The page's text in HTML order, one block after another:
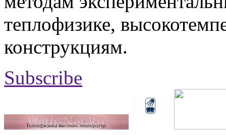
теплофизике,
конструкциям.
Subscribe